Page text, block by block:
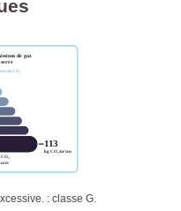
: classe G.